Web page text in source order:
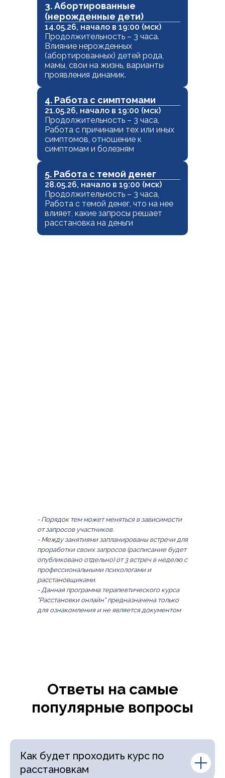
- Порядок тем может меняться в зависимости
от запросов участников.
- Между занятиями запланированы встречи для
проработки своих запросов (расписание будет
опубликовано отдельно) от 3 встреч в неделю с
профессиональными психологами и
расстановщиками.
- Данная программа терапевтического курса
"Расстановки онлайн" предназначена только
для ознакомления и не является документом
3. Абортированные
(нерожденные дети)
14.05.26, начало в 19:00 (мск)
Продолжительность – 3 часа.
Влияние нерожденных
(абортированных) детей рода,
мамы, свои на жизнь, варианты
проявления динамик.
4. Работа с симптомами
21.05.26, начало в 19:00 (мск)
Продолжительность – 3 часа,
Работа с причинами тех или иных
симптомов, отношение к
симптомам и болезням
5. Работа с темой денег
28.05.26, начало в 19:00 (мск)
Продолжительность – 3 часа,
Работа с темой денег, что на нее
влияет, какие запросы решает
расстановка на деньги
Ответы на самые
популярные вопросы
Как будет проходить курс по
расстановкам